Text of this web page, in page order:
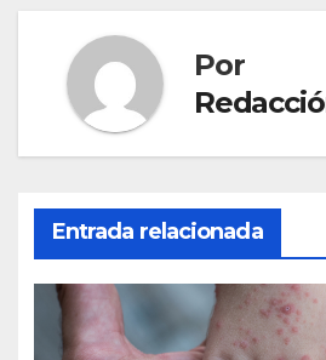
Por
Entrada relacionada